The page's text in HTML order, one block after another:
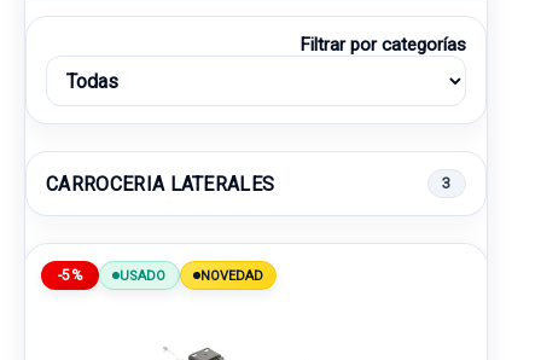
Filtrar por categorías
CARROCERIA LATERALES 3
-5% USADO NOVEDAD